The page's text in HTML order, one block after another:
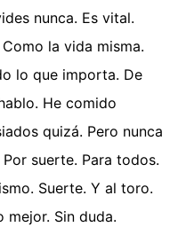
nunca. Es vital.
la vida misma.
lo que importa. De
He comido
quizá. Pero nunca
suerte. Para todos.
Suerte. Y al toro.
mejor. Sin duda.